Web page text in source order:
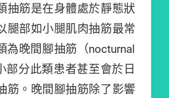
抽筋是在身體處於靜態狀
腿部如小腿肌肉抽筋最常
為晚間腳抽筋（nocturnal
部分此類患者甚至會於日
筋。晚間腳抽筋除了影響